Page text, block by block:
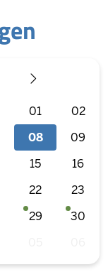
WEITER
01
02
08
09
15
16
22
23
29
30